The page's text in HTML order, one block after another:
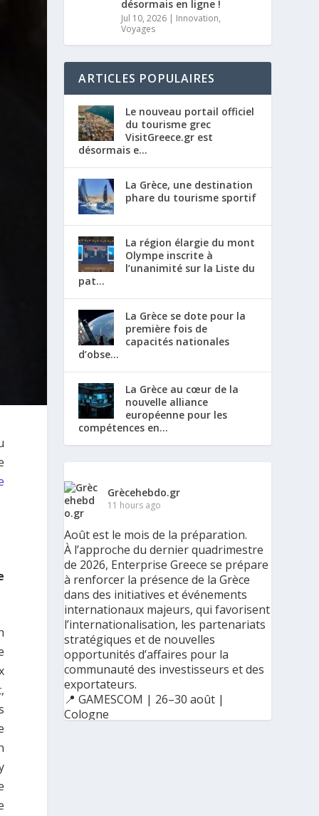
désormais en ligne !
Jul 10, 2026 | Innovation,
Voyages
ARTICLES POPULAIRES
Le nouveau portail officiel
du tourisme grec
VisitGreece.gr est
désormais e...
La Grèce, une destination
phare du tourisme sportif
La région élargie du mont
Olympe inscrite à
l’unanimité sur la Liste du
pat...
La Grèce se dote pour la
première fois de
capacités nationales
d’obse...
La Grèce au cœur de la
nouvelle alliance
européenne pour les
compétences en...
Grècehebdo.gr
11 hours ago
Août est le mois de la préparation.
À l’approche du dernier quadrimestre
de 2026, Enterprise Greece se prépare
à renforcer la présence de la Grèce
dans des initiatives et événements
internationaux majeurs, qui favorisent
l’internationalisation, les partenariats
stratégiques et de nouvelles
opportunités d’affaires pour la
communauté des investisseurs et des
exportateurs.
📍 GAMESCOM | 26–30 août |
Cologne